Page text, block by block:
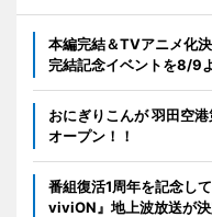
本編完結＆TVアニメ化
完結記念イベントを8/9
おにぎりこんが 羽田空
オープン！！
番組復活1周年を記念し
viviON』地上波放送が